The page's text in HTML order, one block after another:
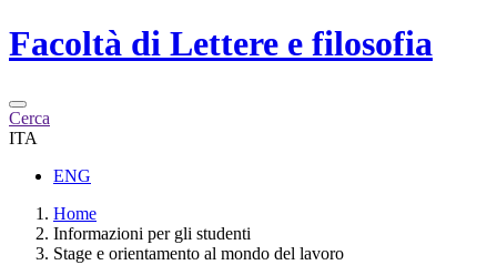
Facoltà di Lettere e filosofia
Cerca
ITA
ENG
Home
Informazioni per gli studenti
Stage e orientamento al mondo del lavoro